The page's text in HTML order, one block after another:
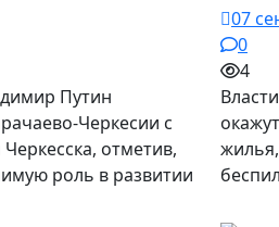
Путин
Черкесии с
отметив,
роль в развитии
07
0
4